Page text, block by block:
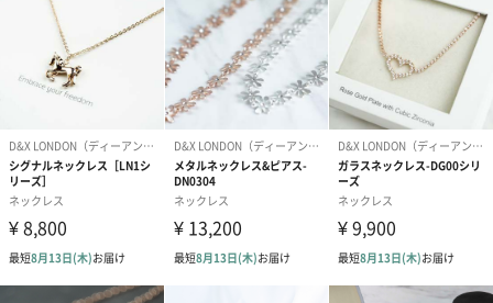
スタイリッシュで洗練された印象のシルバー。どんなファッショ
ンにも馴染むカラーです。大切な方へのプレゼントや、女性のご
友人への贈り物にいかがでしょうか？
商品詳細情報
素材
１、合金
２、合金(ｺﾞｰﾙﾄﾞｺｰﾃｨﾝｸﾞ)
説明
金属アレルギーを引き起こす主要因の一つである、ニ
ッケルは使用しておりません。